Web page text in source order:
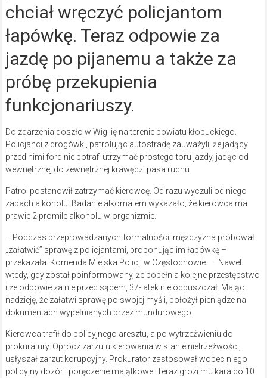
chciał wręczyć policjantom
łapówkę. Teraz odpowie za
jazdę po pijanemu a także za
próbę przekupienia
funkcjonariuszy.
Do zdarzenia doszło w Wigilię na terenie powiatu kłobuckiego.
Policjanci z drogówki, patrolując autostradę zauważyli, że jadący
przed nimi ford nie potrafi utrzymać prostego toru jazdy, jadąc od
wewnętrznej do zewnętrznej krawędzi pasa ruchu.
Patrol postanowił zatrzymać kierowcę. Od razu wyczuli od niego
zapach alkoholu. Badanie alkomatem wykazało, że kierowca ma
prawie 2 promile alkoholu w organizmie.
– Podczas przeprowadzanych formalności, mężczyzna próbował
„załatwić” sprawę z policjantami, proponując im łapówkę –
przekazała Komenda Miejska Policji w Częstochowie. – Nawet
wtedy, gdy został poinformowany, że popełnia kolejne przestępstwo
i że odpowie za nie przed sądem, 37-latek nie odpuszczał. Mając
nadzieję, że załatwi sprawę po swojej myśli, położył pieniądze na
dokumentach wypełnianych przez mundurowego.
Kierowca trafił do policyjnego aresztu, a po wytrzeźwieniu do
prokuratury. Oprócz zarzutu kierowania w stanie nietrzeźwości,
usłyszał zarzut korupcyjny. Prokurator zastosował wobec niego
policyjny dozór i poręczenie majątkowe. Teraz grozi mu kara do 10